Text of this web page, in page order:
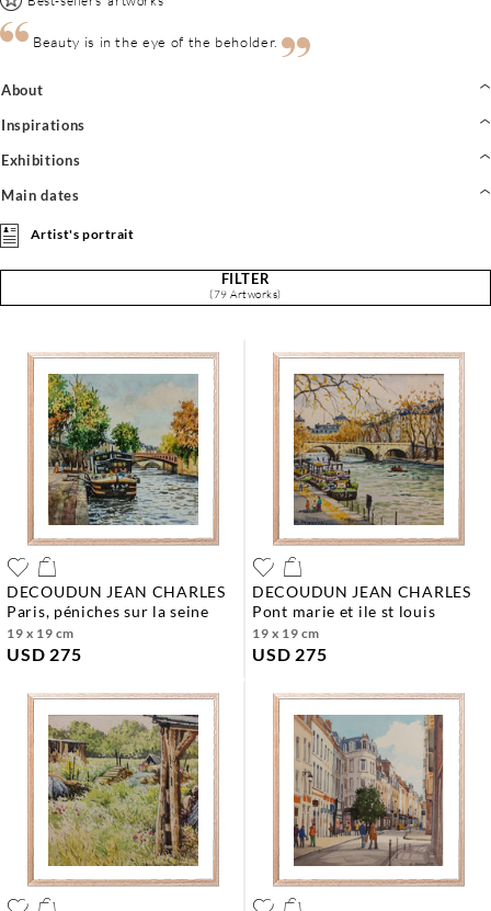
Beauty is in the eye of the beholder.
About
Inspirations
Exhibitions
Main dates
Artist's portrait
FILTER
(79 Artworks)
DECOUDUN JEAN CHARLES
paris, péniches sur la seine
19 x 19 cm
USD 275
DECOUDUN JEAN CHARLES
pont marie et ile st louis
19 x 19 cm
USD 275